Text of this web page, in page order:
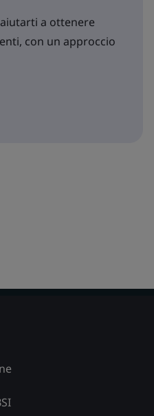
a ottenere
con un approccio